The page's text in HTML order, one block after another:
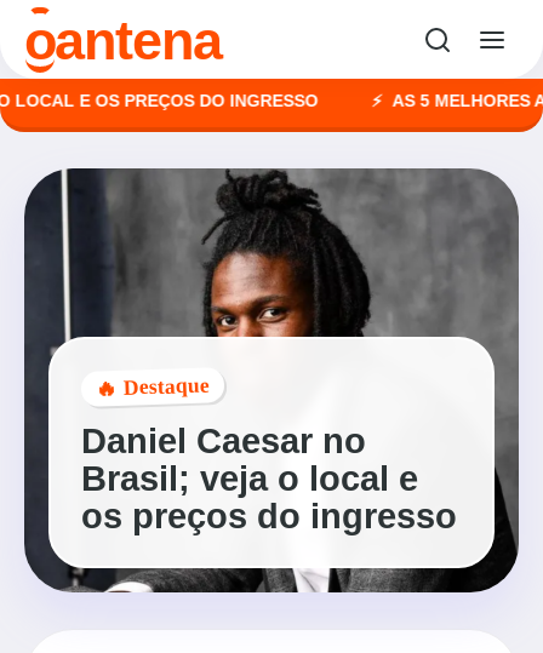
oantena
E OS PREÇOS DO INGRESSO AS 5 MELHORES
🔥 Destaque
Daniel Caesar no
Brasil; veja o local e
os preços do ingresso